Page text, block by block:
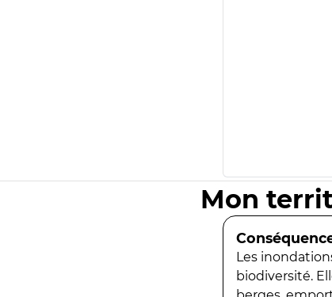
Mon
Les
biodiversité.